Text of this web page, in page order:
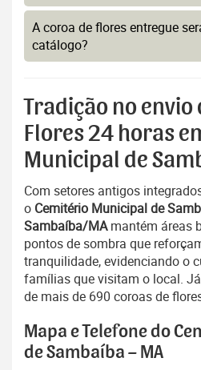
A coroa de flores entregue
catálogo?
Tradição no envio
Flores 24 horas
Municipal de
Com setores antigos
o Cemitério Municipal de
Sambaíba/MAmantém áreas
pontos de sombra que
tranquilidade, evidenciando o
famílias que visitam o local.
de mais de 690 coroas de
Mapa e Telefone do
de Sambaíba – MA